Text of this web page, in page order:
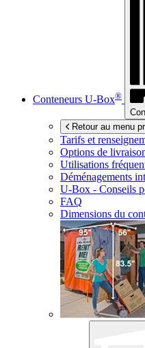
Conteneurs U-Box®
Retour au menu
Tarifs et
Options de
Utilisations
Déménagements
U-Box - Conseils
FAQ
Dimensions du